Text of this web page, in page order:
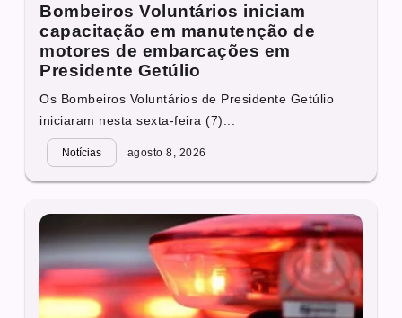
Bombeiros Voluntários iniciam
capacitação em manutenção de
motores de embarcações em
Presidente Getúlio
Os Bombeiros Voluntários de Presidente Getúlio
iniciaram nesta sexta-feira (7)...
Notícias agosto 8, 2026